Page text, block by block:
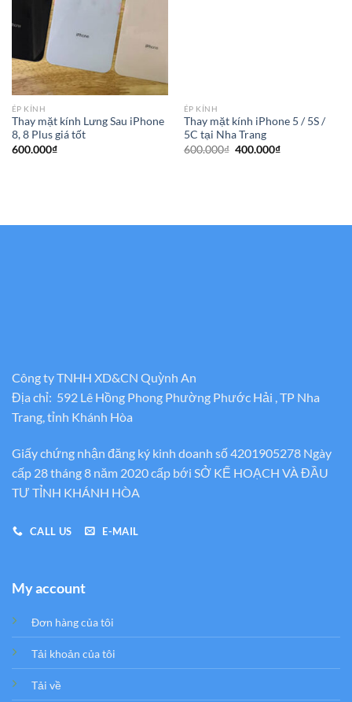
ÉP KÍNH
Thay mặt kính Lưng Sau iPhone
8, 8 Plus giá tốt
600.000₫
ÉP KÍNH
Thay mặt kính iPhone 5 / 5S /
5C tại Nha Trang
600.000₫ Giá
400.000₫Giá
Công ty TNHH XD&CN Quỳnh An
Địa chỉ: 592 Lê Hồng Phong Phường Phước Hải , TP Nha
Trang, tỉnh Khánh Hòa
Giấy chứng nhận đăng ký kinh doanh số 4201905278 Ngày
cấp 28 tháng 8 năm 2020 cấp bới SỞ KẾ HOẠCH VÀ ĐẦU
TƯ TỈNH KHÁNH HÒA
CALL US E-MAIL
My account
Đơn hàng của tôi
Tải khoản của tôi
Tải về